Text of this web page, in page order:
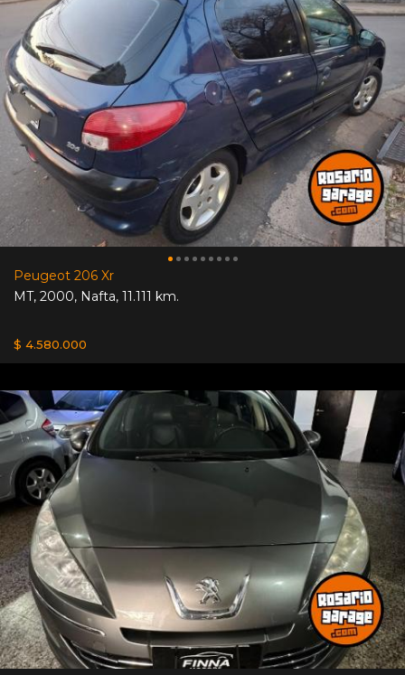
Peugeot 206 Xr
MT, 2000, Nafta, 11.111 km.
$ 4.580.000